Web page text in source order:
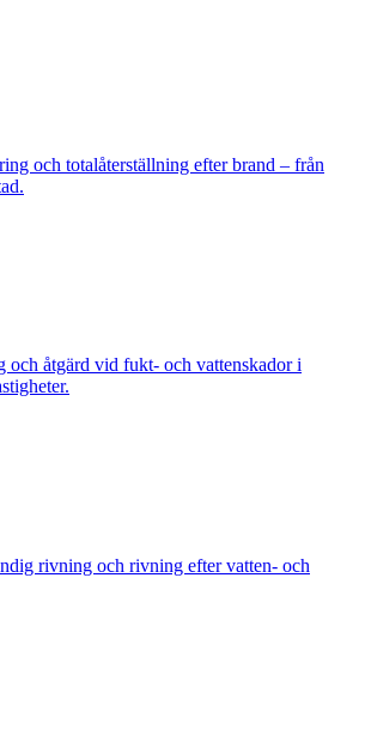
och totalåterställning efter brand – från
och åtgärd vid fukt- och vattenskador i
rivning och rivning efter vatten- och